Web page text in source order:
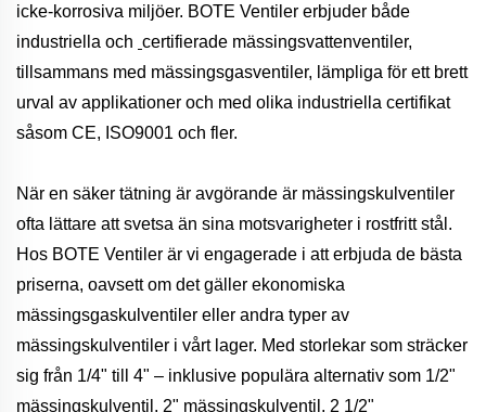
icke-korrosiva miljöer. BOTE Ventiler erbjuder både
industriella och certifierade mässingsvattenventiler,
tillsammans med mässingsgasventiler, lämpliga för ett brett
urval av applikationer och med olika industriella certifikat
såsom CE, ISO9001 och fler.
När en säker tätning är avgörande är mässingskulventiler
ofta lättare att svetsa än sina motsvarigheter i rostfritt stål.
Hos BOTE Ventiler är vi engagerade i att erbjuda de bästa
priserna, oavsett om det gäller ekonomiska
mässingsgaskulventiler eller andra typer av
mässingskulventiler i vårt lager. Med storlekar som sträcker
sig från 1/4" till 4" – inklusive populära alternativ som 1/2"
mässingskulventil, 2" mässingskulventil, 2 1/2"